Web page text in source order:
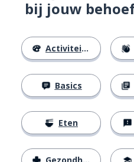
bij jouw
Activiteiten
Basics
Eten